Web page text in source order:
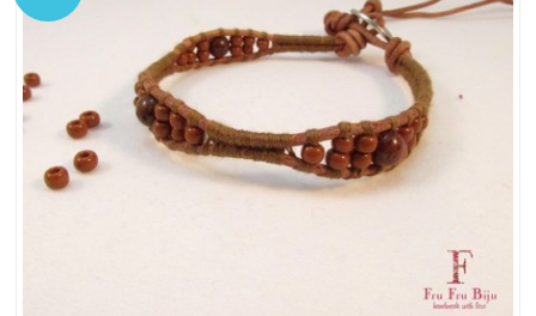
NOUTATI 2024 Hot!
SETURI BRATARI New